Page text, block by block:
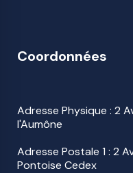
Coordonnées
Adresse Physique : 2
l'Aumône
Adresse Postale 1 : 2
Pontoise Cedex